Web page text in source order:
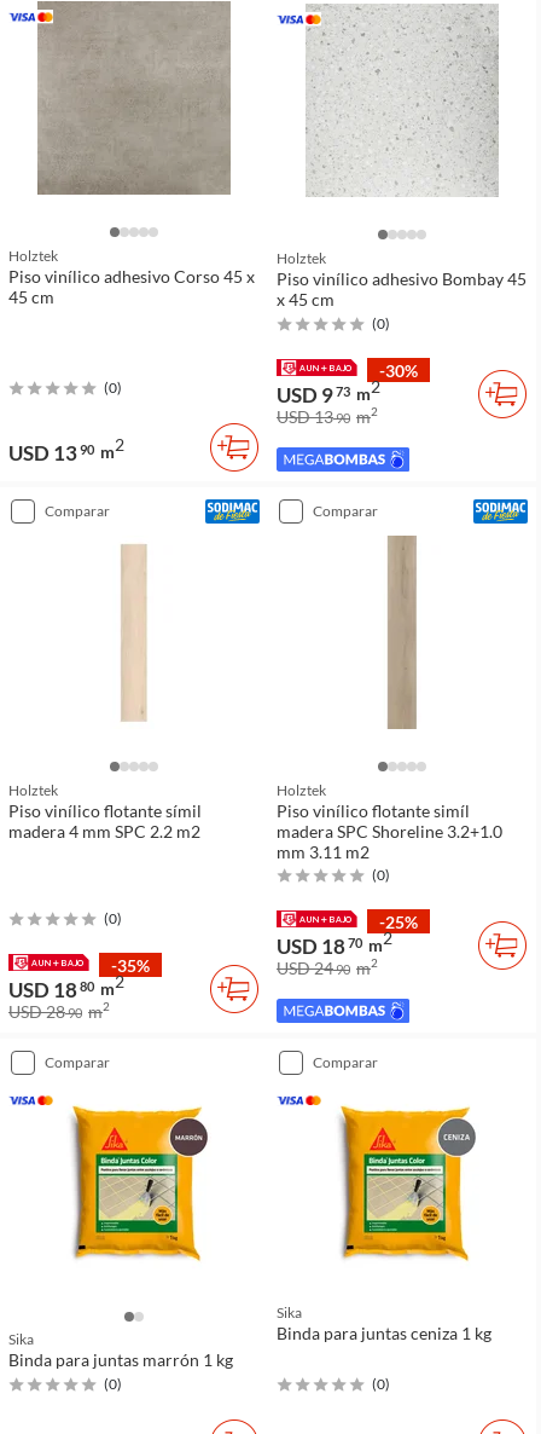
Holztek
Piso vinílico adhesivo Corso 45 x
45 cm
(0)
USD 1390 m2
Holztek
Piso vinílico adhesivo Bombay 45
x 45 cm
(0)
-30%
USD 973 m2
USD 1390 m2
comparar
Holztek
Piso vinílico flotante símil
madera 4 mm SPC 2.2 m2
(0)
-35%
USD 1880 m2
USD 2890 m2
comparar
Holztek
Piso vinílico flotante simíl
madera SPC Shoreline 3.2+1.0
mm 3.11 m2
(0)
-25%
USD 1870 m2
USD 2490 m2
comparar
Sika
Binda para juntas marrón 1 kg
(0)
comparar
Sika
Binda para juntas ceniza 1 kg
(0)